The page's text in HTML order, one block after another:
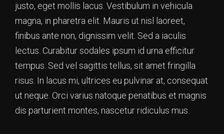
justo, eget mollis lacus. Vestibulum in vehicula
magna, in pharetra elit. Mauris ut nisl laoreet,
finibus ante non, dignissim velit. Sed a iaculis
lectus. Curabitur sodales ipsum id urna efficitur
tempus. Sed vel sagittis tellus, sit amet fringilla
risus. In lacus mi, ultrices eu pulvinar at, consequat
ut neque. Orci varius natoque penatibus et magnis
dis parturient montes, nascetur ridiculus mus.